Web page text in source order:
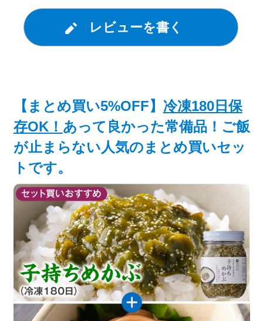
レビューを書く
【まとめ買い5%OFF】 冷凍180日保
存OK！ あって良かった常備品！ご飯
が止まらない人気のまとめ買いセッ
トです。